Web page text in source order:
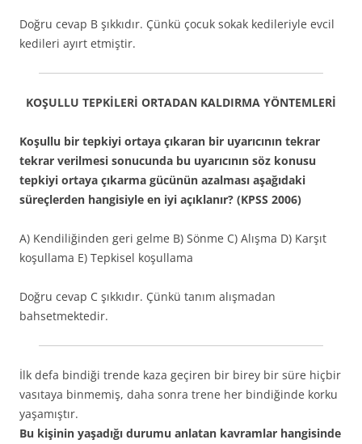
Doğru cevap B şıkkıdır. Çünkü çocuk sokak kedileriyle evcil
kedileri ayırt etmiştir.
KOŞULLU TEPKİLERİ ORTADAN KALDIRMA YÖNTEMLERİ
Koşullu bir tepkiyi ortaya çıkaran bir uyarıcının tekrar
tekrar verilmesi sonucunda bu uyarıcının söz konusu
tepkiyi ortaya çıkarma gücünün azalması aşağıdaki
süreçlerden hangisiyle en iyi açıklanır? (KPSS 2006)
A) Kendiliğinden geri gelme B) Sönme C) Alışma D) Karşıt
koşullama E) Tepkisel koşullama
Doğru cevap C şıkkıdır. Çünkü tanım alışmadan
bahsetmektedir.
İlk defa bindiği trende kaza geçiren bir birey bir süre hiçbir
vasıtaya binmemiş, daha sonra trene her bindiğinde korku
yaşamıştır.
Bu kişinin yaşadığı durumu anlatan kavramlar hangisinde